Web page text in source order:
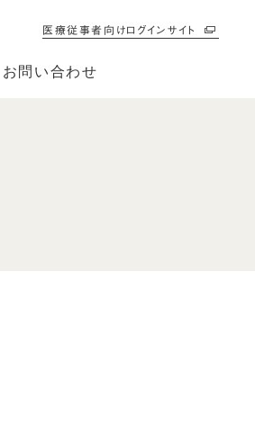
お問い合わせ
医療従事者向けログインサイト